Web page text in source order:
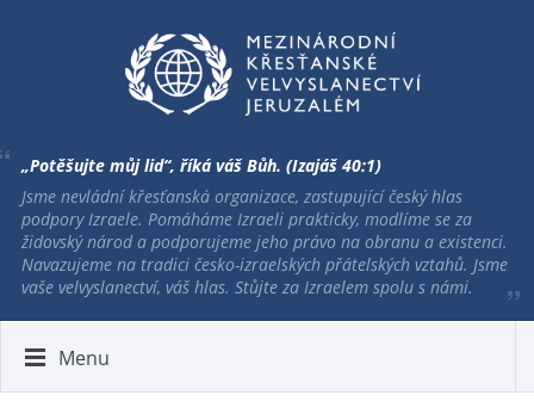
„Potěšujte můj lid“, říká váš Bůh. (Izajáš 40:1)
Jsme nevládní křesťanská organizace, zastupující český hlas
podpory Izraele. Pomáháme Izraeli prakticky, modlíme se za
židovský národ a podporujeme jeho právo na obranu a existenci.
Navazujeme na tradici česko-izraelských přátelských vztahů. Jsme
vaše velvyslanectví, váš hlas. Stůjte za Izraelem spolu s námi.
Menu